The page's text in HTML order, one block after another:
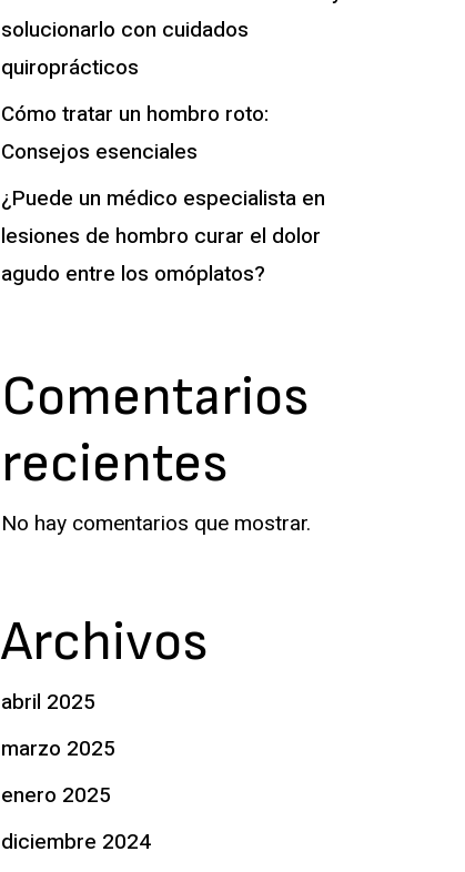
solucionarlo con cuidados
quiroprácticos
Cómo tratar un hombro roto:
Consejos esenciales
¿Puede un médico especialista en
lesiones de hombro curar el dolor
agudo entre los omóplatos?
Comentarios
recientes
No hay comentarios que mostrar.
Archivos
abril 2025
marzo 2025
enero 2025
diciembre 2024